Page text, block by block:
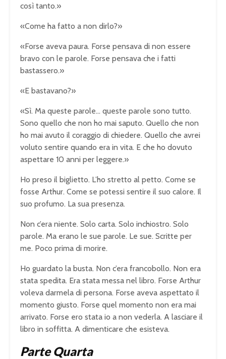
così tanto.»
«Come ha fatto a non dirlo?»
«Forse aveva paura. Forse pensava di non essere
bravo con le parole. Forse pensava che i fatti
bastassero.»
«E bastavano?»
«Sì. Ma queste parole… queste parole sono tutto.
Sono quello che non ho mai saputo. Quello che non
ho mai avuto il coraggio di chiedere. Quello che avrei
voluto sentire quando era in vita. E che ho dovuto
aspettare 10 anni per leggere.»
Ho preso il biglietto. L’ho stretto al petto. Come se
fosse Arthur. Come se potessi sentire il suo calore. Il
suo profumo. La sua presenza.
Non c’era niente. Solo carta. Solo inchiostro. Solo
parole. Ma erano le sue parole. Le sue. Scritte per
me. Poco prima di morire.
Ho guardato la busta. Non c’era francobollo. Non era
stata spedita. Era stata messa nel libro. Forse Arthur
voleva darmela di persona. Forse aveva aspettato il
momento giusto. Forse quel momento non era mai
arrivato. Forse ero stata io a non vederla. A lasciare il
libro in soffitta. A dimenticare che esisteva.
Parte Quarta